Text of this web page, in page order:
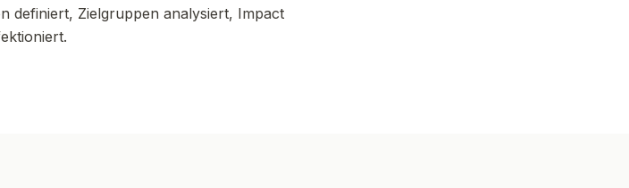
definiert, Zielgruppen analysiert, Impact